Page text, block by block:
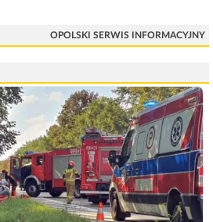
OPOLSKI SERWIS INFORMACYJNY